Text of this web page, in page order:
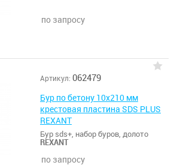
по запросу
Артикул: 062479
Бур по бетону 10х210 мм
крестовая пластина SDS PLUS
REXANT
Бур sds+, набор буров, долото
REXANT
по запросу